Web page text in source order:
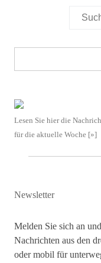
Lesen Sie hier die
für die aktuelle Woche [»]
Newsletter
Melden Sie sich an
Nachrichten aus den
oder mobil für